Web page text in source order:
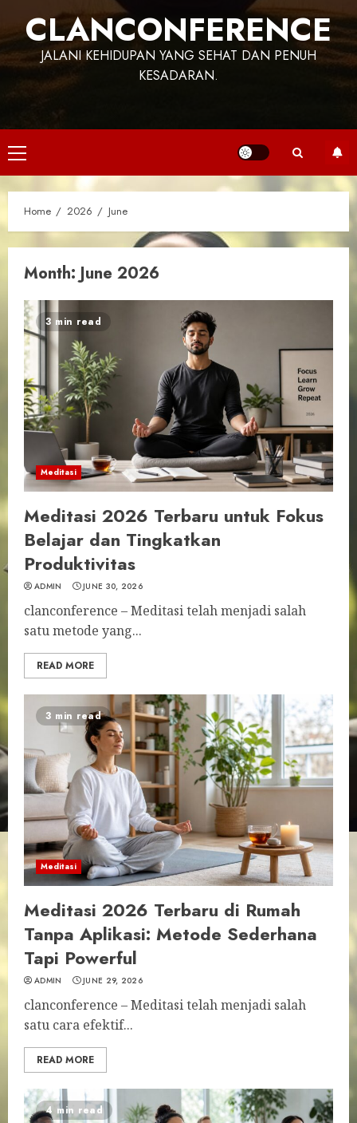
CLANCONFERENCE
JALANI KEHIDUPAN YANG SEHAT DAN PENUH
KESADARAN.
Primary
Menu
Home 2026 June
Month: June 2026
3 min read
Meditasi
Meditasi 2026 Terbaru untuk Fokus
Belajar dan Tingkatkan
Produktivitas
ADMIN JUNE 30, 2026
clanconference – Meditasi telah menjadi salah
satu metode yang...
READ MORE
3 min read
Meditasi
Meditasi 2026 Terbaru di Rumah
Tanpa Aplikasi: Metode Sederhana
Tapi Powerful
ADMIN JUNE 29, 2026
clanconference – Meditasi telah menjadi salah
satu cara efektif...
READ MORE
4 min read